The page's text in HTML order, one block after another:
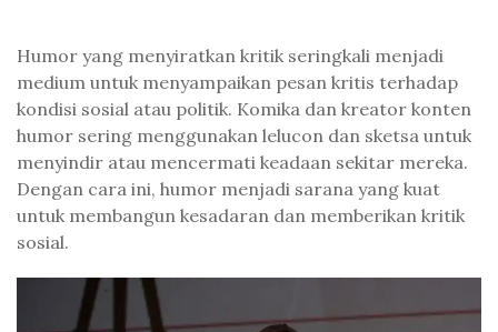
Humor yang menyiratkan kritik seringkali menjadi
medium untuk menyampaikan pesan kritis terhadap
kondisi sosial atau politik. Komika dan kreator konten
humor sering menggunakan lelucon dan sketsa untuk
menyindir atau mencermati keadaan sekitar mereka.
Dengan cara ini, humor menjadi sarana yang kuat
untuk membangun kesadaran dan memberikan kritik
sosial.